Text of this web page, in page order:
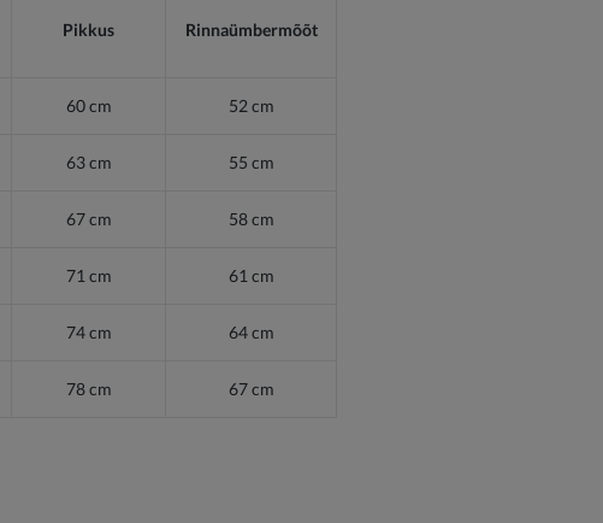
Pikkus Rinnaümbermõõt
60 cm 52 cm
63 cm 55 cm
67 cm 58 cm
71 cm 61 cm
74 cm 64 cm
78 cm 67 cm